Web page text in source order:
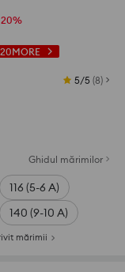
5/5 (8)
Ghidul mărimilor
116 (5-6 A)
140 (9-10 A)
mărimii